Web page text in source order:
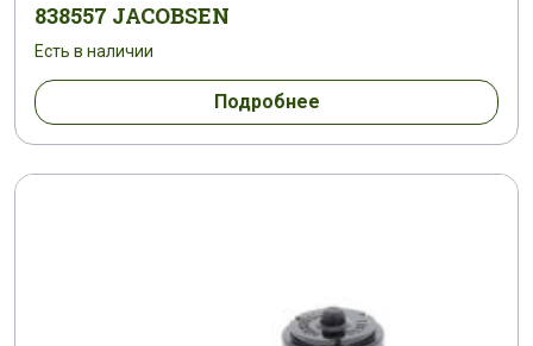
838557 JACOBSEN
Есть в наличии
Подробнее